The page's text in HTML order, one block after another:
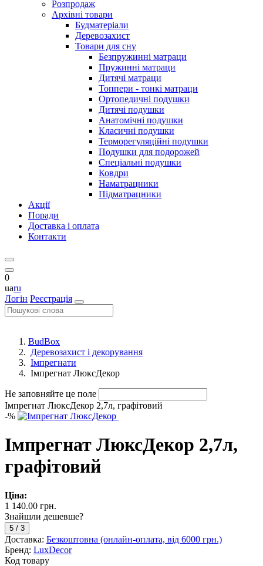
Розпродаж
Архівні товари
Будматеріали
Деревозахист
Товари для сну
Безпружинні матраци
Пружинні матраци
Дитячі матраци
Топпери - тонкі матраци
Ортопедичні подушки
Дитячі подушки
Анатомічні подушки
Класичні подушки
Терморегуляційні подушки
Подушки для подорожей
Спеціальні подушки
Ковдри
Наматрацники
Підматрацники
Акції
Поради
Доставка і оплата
Контакти
0
uaru
Логін Реєстрація
BudBox
Деревозахист і декорування
Імпрегнати
Імпрегнат ЛюксДекор
Не заповняйте це поле
Імпрегнат ЛюксДекор 2,7л, графітовий
-%
Імпрегнат ЛюксДекор 2,7л,
графітовий
Ціна:
1 140.00 грн.
Знайшли дешевше?
5 / 3
Доставка: Безкоштовна (онлайн-оплата, від 6000 грн.)
Бренд: LuxDecor
Код товару